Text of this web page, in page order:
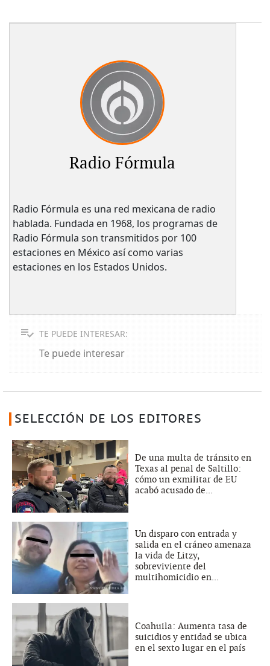
Radio Fórmula
Radio Fórmula es una red mexicana de radio
hablada. Fundada en 1968, los programas de
Radio Fórmula son transmitidos por 100
estaciones en México así como varias
estaciones en los Estados Unidos.
TE PUEDE INTERESAR:
Te puede interesar
SELECCIÓN DE LOS EDITORES
De una multa de tránsito en
Texas al penal de Saltillo:
cómo un exmilitar de EU
acabó acusado de...
Un disparo con entrada y
salida en el cráneo amenaza
la vida de Litzy,
sobreviviente del
multihomicidio en...
Coahuila: Aumenta tasa de
suicidios y entidad se ubica
en el sexto lugar en el país